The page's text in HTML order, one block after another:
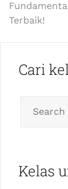
Terbaik!
Cari
Kelas